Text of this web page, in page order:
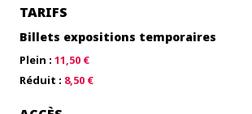
TARIFS
Billets expositions temporaires
Plein : 11,50 €
Réduit : 8,50 €